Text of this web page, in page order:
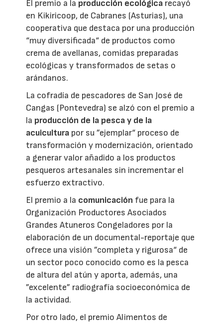
El premio a la producción ecológica recayó
en Kikiricoop, de Cabranes (Asturias), una
cooperativa que destaca por una producción
“muy diversificada“ de productos como
crema de avellanas, comidas preparadas
ecológicas y transformados de setas o
arándanos.
La cofradía de pescadores de San José de
Cangas (Pontevedra) se alzó con el premio a
la producción de la pesca y de la
acuicultura por su ”ejemplar“ proceso de
transformación y modernización, orientado
a generar valor añadido a los productos
pesqueros artesanales sin incrementar el
esfuerzo extractivo.
El premio a la comunicación fue para la
Organización Productores Asociados
Grandes Atuneros Congeladores por la
elaboración de un documental-reportaje que
ofrece una visión ”completa y rigurosa“ de
un sector poco conocido como es la pesca
de altura del atún y aporta, además, una
”excelente” radiografía socioeconómica de
la actividad.
Por otro lado, el premio Alimentos de